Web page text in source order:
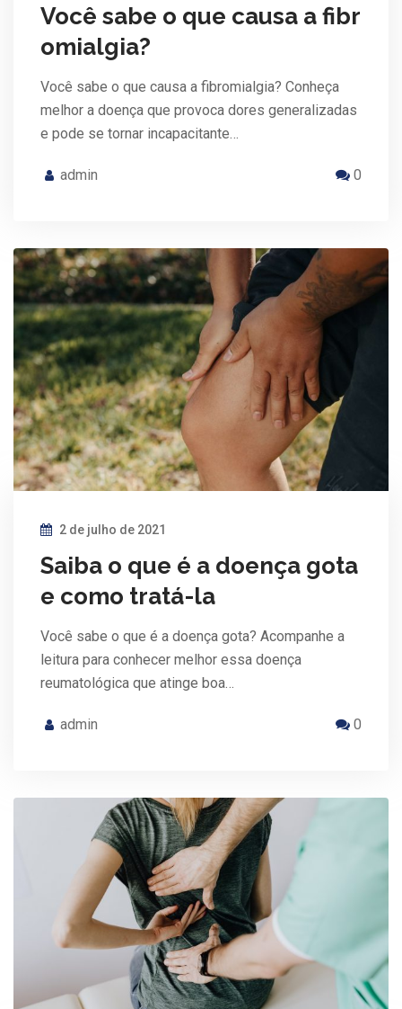
Você sabe o que causa a fibr
omialgia?
Você sabe o que causa a fibromialgia? Conheça
melhor a doença que provoca dores generalizadas
e pode se tornar incapacitante…
admin 0
2 de julho de 2021
Saiba o que é a doença gota
e como tratá-la
Você sabe o que é a doença gota? Acompanhe a
leitura para conhecer melhor essa doença
reumatológica que atinge boa…
admin 0